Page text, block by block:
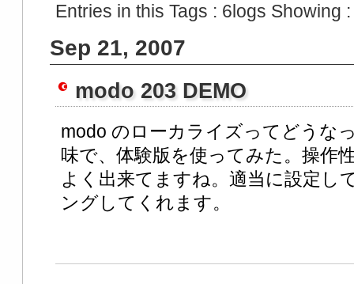
Entries in this Tags : 6logs Showing
Sep 21, 2007
modo 203 DEMO
modo のローカライズってどうな
味で、体験版を使ってみた。操作
よく出来てますね。適当に設定し
ングしてくれます。